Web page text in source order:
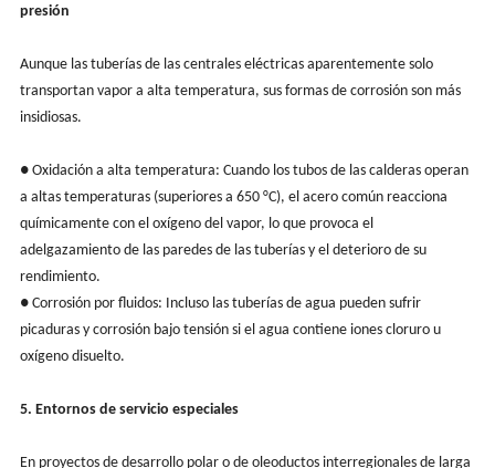
presión
Aunque las tuberías de las centrales eléctricas aparentemente solo
transportan vapor a alta temperatura, sus formas de corrosión son más
insidiosas.
● Oxidación a alta temperatura: Cuando los tubos de las calderas operan
a altas temperaturas (superiores a 650 °C), el acero común reacciona
químicamente con el oxígeno del vapor, lo que provoca el
adelgazamiento de las paredes de las tuberías y el deterioro de su
rendimiento.
● Corrosión por fluidos: Incluso las tuberías de agua pueden sufrir
picaduras y corrosión bajo tensión si el agua contiene iones cloruro u
oxígeno disuelto.
5. Entornos de servicio especiales
En proyectos de desarrollo polar o de oleoductos interregionales de larga